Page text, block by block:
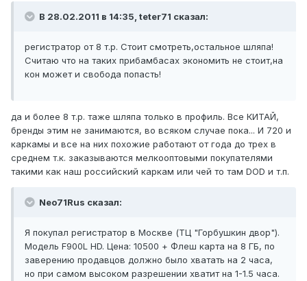
В 28.02.2011 в 14:35, teter71 сказал:
регистратор от 8 т.р. Стоит смотреть,остальное шляпа!
Считаю что на таких прибамбасах экономить не стоит,на
кон может и свобода попасть!
да и более 8 т.р. таже шляпа только в профиль. Все КИТАЙ,
бренды этим не занимаются, во всяком случае пока... И 720 и
каркамы и все на них похожие работают от года до трех в
среднем т.к. заказываются мелкооптовыми покупателями
такими как наш российский каркам или чей то там DOD и т.п.
Neo71Rus сказал:
Я покупал регистратор в Москве (ТЦ "Горбушкин двор").
Модель F900L HD. Цена: 10500 + Флеш карта на 8 ГБ, по
заверению продавцов должно было хватать на 2 часа,
но при самом высоком разрешении хватит на 1-1.5 часа.